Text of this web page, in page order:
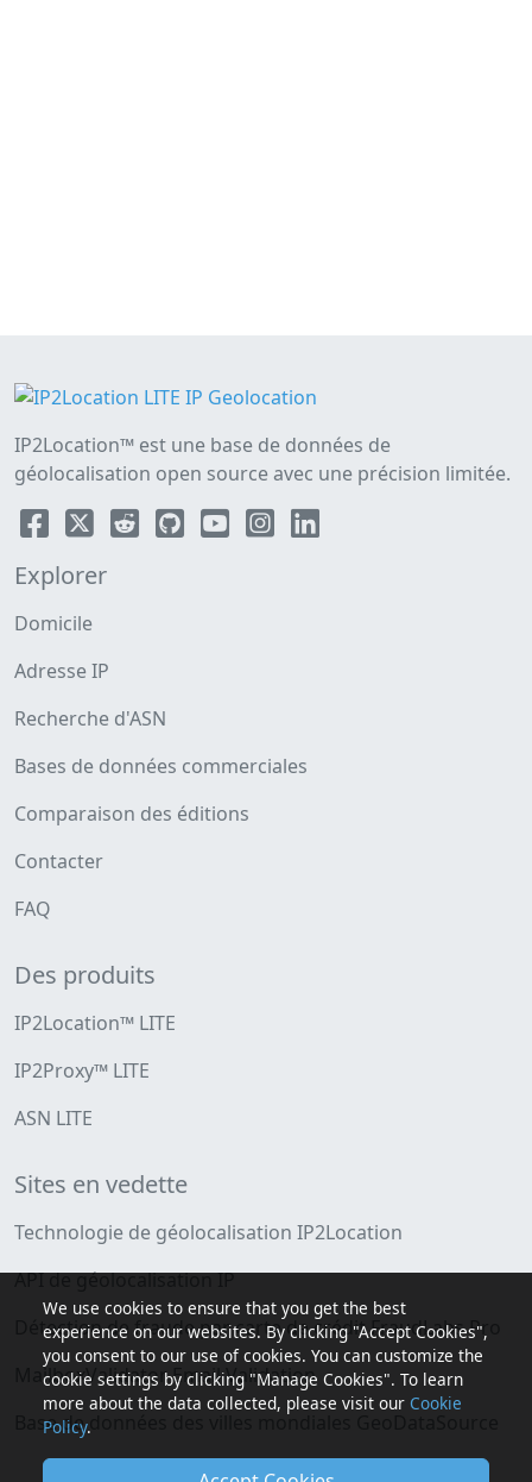
IP2Location™ est une base de données de
géolocalisation open source avec une précision limitée.
Explorer
Domicile
Adresse IP
Recherche d'ASN
Bases de données commerciales
Comparaison des éditions
Contacter
FAQ
Des produits
IP2Location™ LITE
IP2Proxy™ LITE
ASN LITE
Sites en vedette
Technologie de géolocalisation IP2Location
API de géolocalisation IP
Détection de fraude par carte de crédit FraudLabs Pro
MailboxValidator Email Validation
Base de données des villes mondiales GeoDataSource
We use cookies to ensure that you get the best
experience on our websites. By clicking "Accept Cookies",
you consent to our use of cookies. You can customize the
cookie settings by clicking "Manage Cookies". To learn
more about the data collected, please visit our Cookie
Policy.